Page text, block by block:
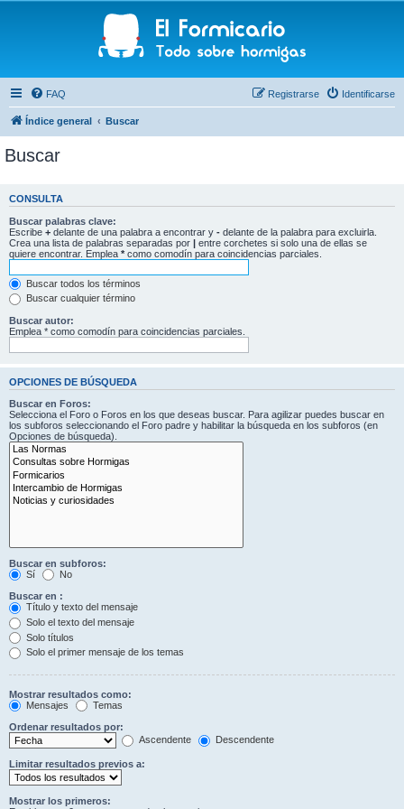
FAQ Identificarse
Registrarse
Índice general Buscar
Buscar
CONSULTA
Buscar palabras clave:
Escribe + delante de una palabra a encontrar y - delante de la palabra para excluirla.
Crea una lista de palabras separadas por | entre corchetes si solo una de ellas se
quiere encontrar. Emplea * como comodín para coincidencias parciales.
Buscar todos los términos
Buscar cualquier término
Buscar autor:
Emplea * como comodín para coincidencias parciales.
OPCIONES DE BÚSQUEDA
Buscar en Foros:
Selecciona el Foro o Foros en los que deseas buscar. Para agilizar puedes buscar en
los subforos seleccionando el Foro padre y habilitar la búsqueda en los subforos (en
Opciones de búsqueda).
Buscar en subforos:
Sí
No
Buscar en :
Título y texto del mensaje
Solo el texto del mensaje
Solo títulos
Solo el primer mensaje de los temas
Mostrar resultados como:
Mensajes
Temas
Ordenar resultados por:
Ascendente
Descendente
Limitar resultados previos a:
Mostrar los primeros: